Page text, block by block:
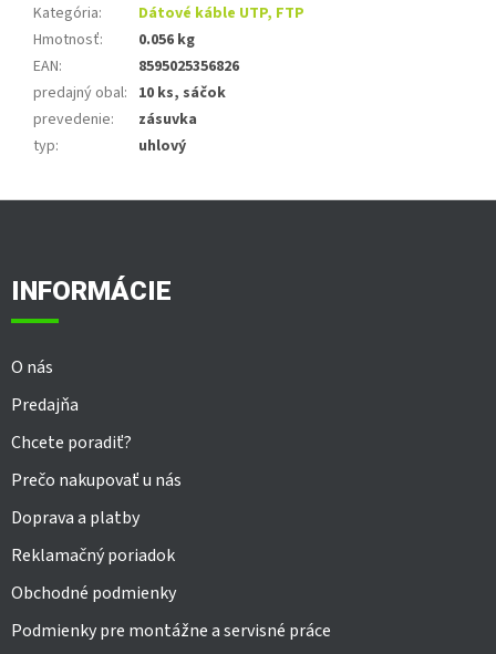
Kategória:
Dátové káble UTP, FTP
Hmotnosť:
0.056 kg
EAN:
8595025356826
predajný obal: 10 ks, sáčok
prevedenie:
zásuvka
typ: uhlový
INFORMÁCIE
O nás
Predajňa
Chcete poradiť?
Prečo nakupovať u nás
Doprava a platby
Reklamačný poriadok
Obchodné podmienky
Podmienky pre montážne a servisné práce